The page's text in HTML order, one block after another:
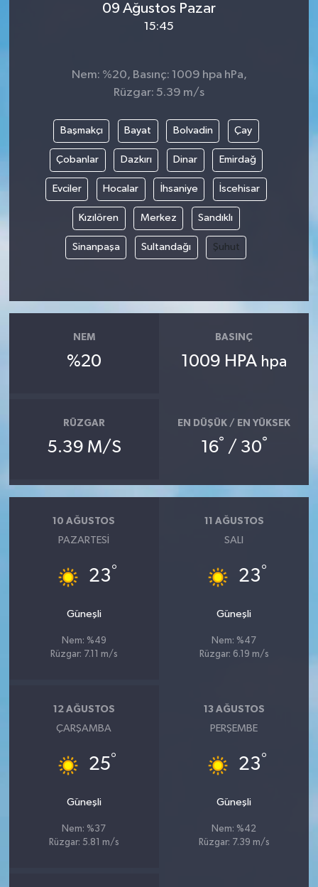
09 Ağustos Pazar
15:45
Nem: %20, Basınç: 1009 hpa hPa,
Rüzgar: 5.39 m/s
Başmakçı Bayat Bolvadin Çay
Çobanlar Dazkırı Dinar Emirdağ
Evciler Hocalar İhsaniye İscehisar
Kızılören Merkez Sandıklı
Sinanpaşa Sultandağı Şuhut
NEM
%20
BASINÇ
1009 HPA hpa
RÜZGAR
5.39 M/S
EN DÜŞÜK / EN YÜKSEK
16° / 30°
10 AĞUSTOS
PAZARTESI
23°
Güneşli
Nem: %49
Rüzgar: 7.11 m/s
11 AĞUSTOS
SALI
23°
Güneşli
Nem: %47
Rüzgar: 6.19 m/s
12 AĞUSTOS
ÇARŞAMBA
25°
Güneşli
Nem: %37
Rüzgar: 5.81 m/s
13 AĞUSTOS
PERŞEMBE
23°
Güneşli
Nem: %42
Rüzgar: 7.39 m/s